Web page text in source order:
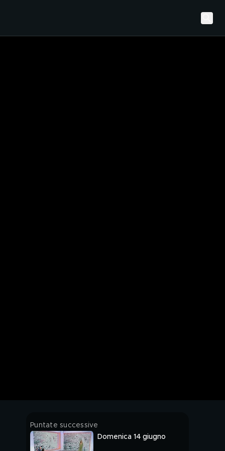
Puntate successive
Domenica 14 giugno